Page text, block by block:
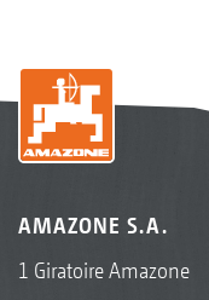
AMAZONE S.A.
1 Giratoire Amazone